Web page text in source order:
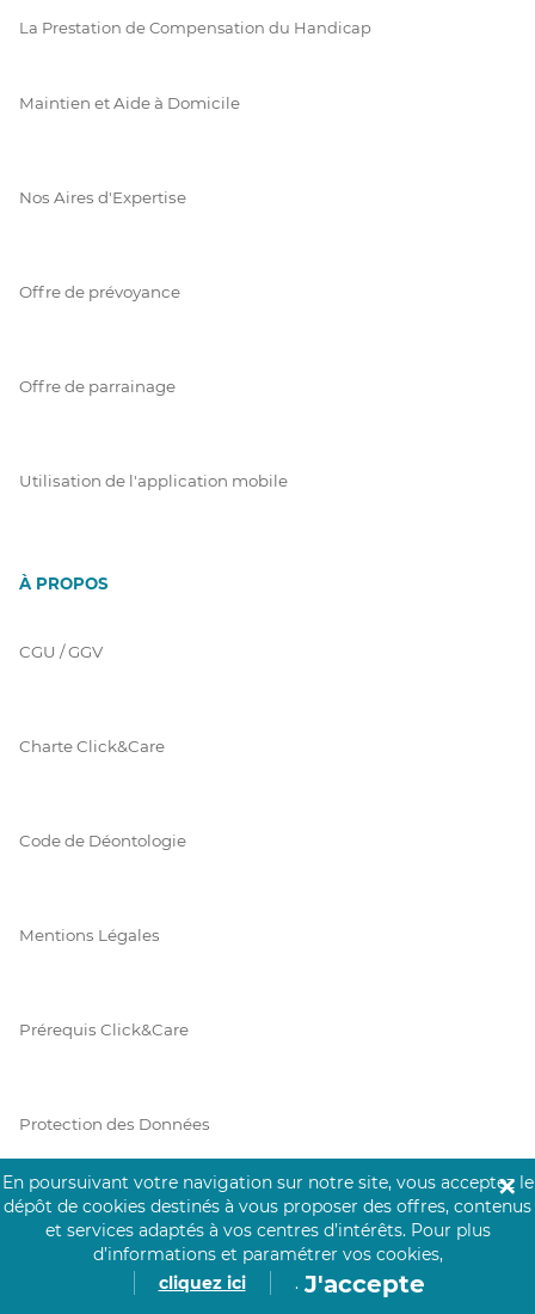
La Prestation de Compensation du Handicap
Maintien et Aide à Domicile
Nos Aires d'Expertise
Offre de prévoyance
Offre de parrainage
Utilisation de l'application mobile
À PROPOS
CGU / GGV
Charte Click&Care
Code de Déontologie
Mentions Légales
Prérequis Click&Care
Protection des Données
Vie Privée
En poursuivant votre navigation sur notre site, vous acceptez le
dépôt de cookies destinés à vous proposer des offres, contenus
et services adaptés à vos centres d’intérêts. Pour plus
d’informations et paramétrer vos cookies,
cliquez ici
. J'accepte
✕